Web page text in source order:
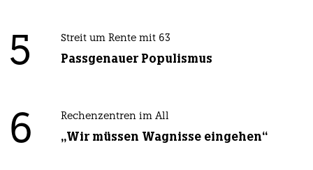
5 Streit um Rente mit 63
Passgenauer Populismus
6 Rechenzentren im All
„Wir müssen Wagnisse eingehen“